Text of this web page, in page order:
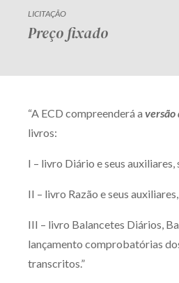
LICITAÇÃO
Preço fixado
“A ECD compreenderá a
livros:
I – livro Diário e seus auxiliares,
II – livro Razão e seus
III – livro Balancetes Diários,
lançamento comprobatórias
transcritos.”